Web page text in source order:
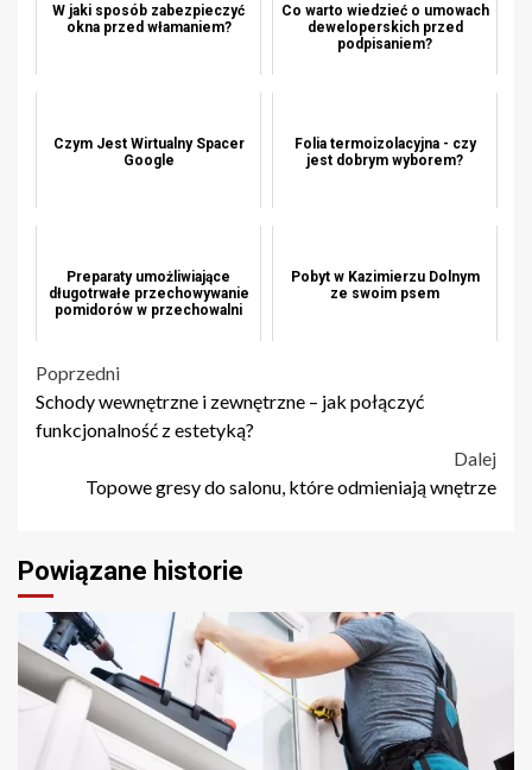
W jaki sposób zabezpieczyć
okna przed włamaniem?
Co warto wiedzieć o umowach
deweloperskich przed
podpisaniem?
Czym Jest Wirtualny Spacer
Google
Folia termoizolacyjna - czy
jest dobrym wyborem?
Preparaty umożliwiające
długotrwałe przechowywanie
pomidorów w przechowalni
Pobyt w Kazimierzu Dolnym
ze swoim psem
Nawigacja
wpisu
Poprzedni
Schody wewnętrzne i zewnętrzne – jak połączyć
funkcjonalność z estetyką?
Dalej
Topowe gresy do salonu, które odmieniają wnętrze
Powiązane historie